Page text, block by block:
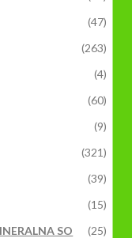
(47)
(263)
(4)
(60)
(9)
(321)
(39)
(15)
SO
(25)